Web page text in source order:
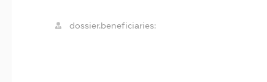
dossier.beneficiaries: